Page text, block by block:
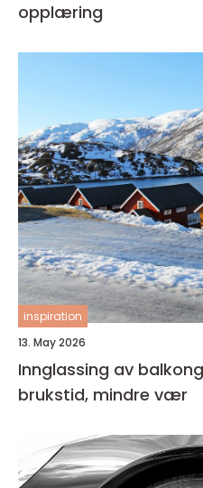
opplæring
inspiration
13. May 2026
Innglassing av
brukstid, mindre vær